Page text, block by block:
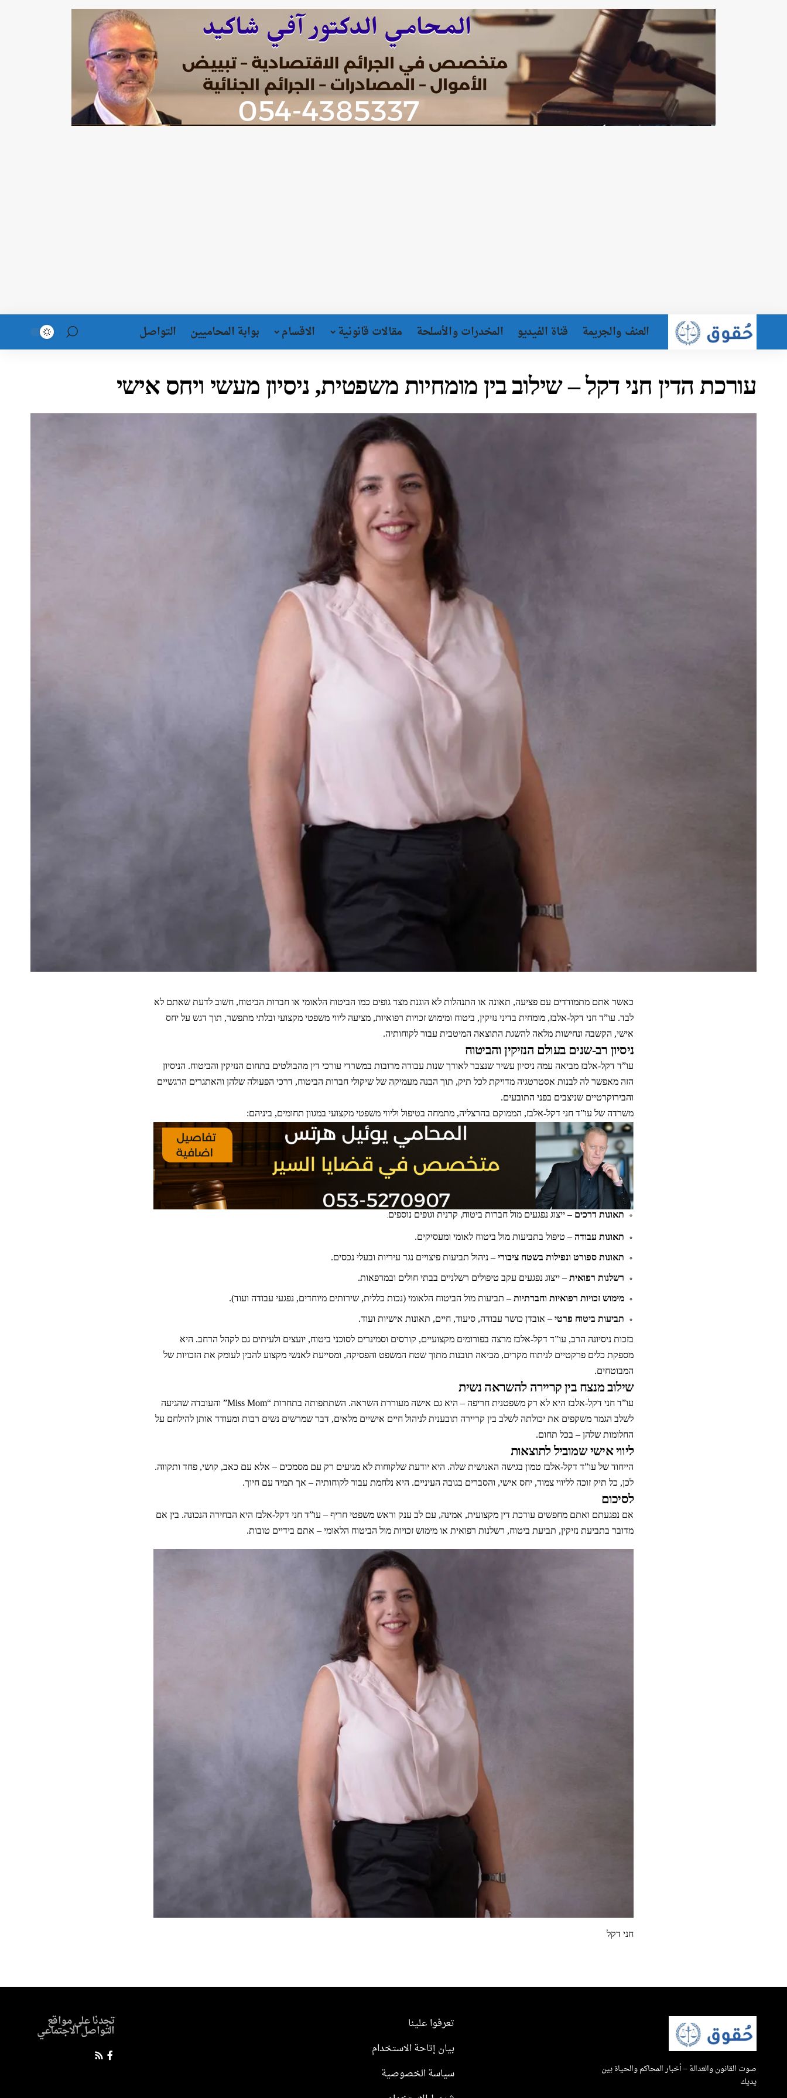
العنف والجريمة قناة الفيديو المخدرات والأسلحة مقالات قانونية الاقسام بوابة المحاميين التواصل
עורכת הדין חני דקל – שילוב בין מומחיות משפטית, ניסיון מעשי ויחס אישי
כאשר אתם מתמודדים עם פציעה, תאונה או התנהלות לא הוגנת מצד גופים כמו הביטוח הלאומי או חברות הביטוח, חשוב לדעת שאתם לא
לבד. עו”ד חני דקל-אלבז, מומחית בדיני נזיקין, ביטוח ומימוש זכויות רפואיות, מציעה ליווי משפטי מקצועי ובלתי מתפשר, תוך דגש על יחס
אישי, הקשבה ונחישות מלאה להשגת התוצאה המיטבית עבור לקוחותיה.
ניסיון רב-שנים בעולם הנזיקין והביטוח
עו”ד דקל-אלבז מביאה עמה ניסיון עשיר שנצבר לאורך שנות עבודה מרובות במשרדי עורכי דין מהבולטים בתחום הנזיקין והביטוח. הניסיון
הזה מאפשר לה לבנות אסטרטגיה מדויקת לכל תיק, תוך הבנה מעמיקה של שיקולי חברות הביטוח, דרכי הפעולה שלהן והאתגרים הרגשיים
והבירוקרטיים שניצבים בפני התובעים.
משרדה של עו”ד חני דקל-אלבז, הממוקם בהרצליה, מתמחה בטיפול וליווי משפטי מקצועי במגוון תחומים, ביניהם:
תאונות דרכים – ייצוג נפגעים מול חברות ביטוח, קרנית וגופים נוספים.
תאונות עבודה– טיפול בתביעות מול ביטוח לאומי ומעסיקים.
תאונות ספורט ונפילות בשטח ציבורי– ניהול תביעות פיצויים נגד עיריות ובעלי נכסים.
רשלנות רפואית– ייצוג נפגעים עקב טיפולים רשלניים בבתי חולים ובמרפאות.
מימוש זכויות רפואיות וחברתיות– תביעות מול הביטוח הלאומי (נכות כללית, שירותים מיוחדים, נפגעי עבודה ועוד).
תביעות ביטוח פרטי– אובדן כושר עבודה, סיעוד, חיים, תאונות אישיות ועוד.
בזכות ניסיונה הרב, עו”ד דקל-אלבז מרצה בפורומים מקצועיים, קורסים וסמינרים לסוכני ביטוח, יועצים ולעיתים גם לקהל הרחב. היא
מספקת כלים פרקטיים לניתוח מקרים, מביאה תובנות מתוך שטח המשפט והפסיקה, ומסייעת לאנשי מקצוע להבין לעומק את הזכויות של
המבוטחים.
שילוב מנצח בין קריירה להשראה נשית
עו”ד חני דקל-אלבז היא לא רק משפטנית חריפה – היא גם אישה מעוררת השראה. השתתפותה בתחרות “Miss Mom” והעובדה שהגיעה
לשלב הגמר משקפים את יכולתה לשלב בין קריירה תובענית לניהול חיים אישיים מלאים, דבר שמרשים נשים רבות ומעודד אותן להילחם על
החלומות שלהן – בכל תחום.
ליווי אישי שמוביל לתוצאות
הייחוד של עו”ד דקל-אלבז טמון בגישה האנושית שלה. היא יודעת שלקוחות לא מגיעים רק עם מסמכים – אלא עם כאב, קושי, פחד ותקווה.
לכן, כל תיק זוכה לליווי צמוד, יחס אישי, והסברים בגובה העיניים. היא נלחמת עבור לקוחותיה – אך תמיד עם חיוך.
לסיכום
אם נפגעתם ואתם מחפשים עורכת דין מקצועית, אמינה, עם לב ענק וראש משפטי חריף – עו”ד חני דקל-אלבז היא הבחירה הנכונה. בין אם
מדובר בתביעת נזיקין, תביעת ביטוח, רשלנות רפואית או מימוש זכויות מול הביטוח הלאומי – אתם בידיים טובות.
חני דקל
صوت القانون والعدالة – أخبار المحاكم والحياة بين
يديك
تعرفوا علينا
بيان إتاحة الاستخدام
سياسة الخصوصية
تجدنا على مواقع
التواصل الاجتماعي